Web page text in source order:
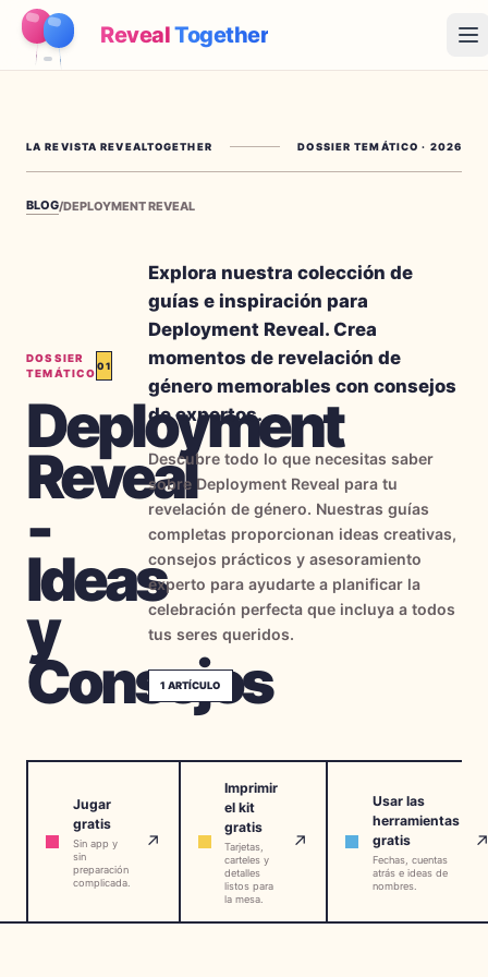
RevealTogether
Demo
Juegos
Planear la fiesta
Juegos, imprimibles e ideas prácticas gratis
Kit imprimible gratis
Herramientas Gratis
Temas
Iniciar Sesión
🇫🇷 🇪🇸ES
LA REVISTA REVEALTOGETHER DOSSIER TEMÁTICO · 2026
BLOG/DEPLOYMENT REVEAL
DOSSIER
TEMÁTICO
01
Deployment
Reveal
-
Ideas
y
Consejos
Explora nuestra colección de
guías e inspiración para
Deployment Reveal. Crea
momentos de revelación de
género memorables con consejos
de expertos.
Descubre todo lo que necesitas saber
sobre Deployment Reveal para tu
revelación de género. Nuestras guías
completas proporcionan ideas creativas,
consejos prácticos y asesoramiento
experto para ayudarte a planificar la
celebración perfecta que incluya a todos
tus seres queridos.
1 ARTÍCULO
Jugar
gratis
Sin app y
sin
preparación
complicada.
↗
Imprimir
el kit
gratis
Tarjetas,
carteles y
detalles
listos para
la mesa.
↗
Usar las
herramientas
gratis
Fechas, cuentas
atrás e ideas de
nombres.